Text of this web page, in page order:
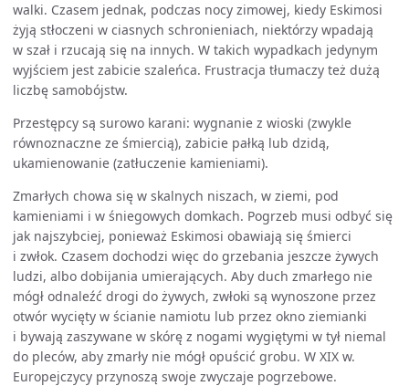
walki. Czasem jednak, podczas nocy zimowej, kiedy Eskimosi
żyją stłoczeni w ciasnych schronieniach, niektórzy wpadają
w szał i rzucają się na innych. W takich wypadkach jedynym
wyjściem jest zabicie szaleńca. Frustracja tłumaczy też dużą
liczbę samobójstw.
Przestępcy są surowo karani: wygnanie z wioski (zwykle
równoznaczne ze śmiercią), zabicie pałką lub dzidą,
ukamienowanie (zatłuczenie kamieniami).
Zmarłych chowa się w skalnych niszach, w ziemi, pod
kamieniami i w śniegowych domkach. Pogrzeb musi odbyć się
jak najszybciej, ponieważ Eskimosi obawiają się śmierci
i zwłok. Czasem dochodzi więc do grzebania jeszcze żywych
ludzi, albo dobijania umierających. Aby duch zmarłego nie
mógł odnaleźć drogi do żywych, zwłoki są wynoszone przez
otwór wycięty w ścianie namiotu lub przez okno ziemianki
i bywają zaszywane w skórę z nogami wygiętymi w tył niemal
do pleców, aby zmarły nie mógł opuścić grobu. W XIX w.
Europejczycy przynoszą swoje zwyczaje pogrzebowe.